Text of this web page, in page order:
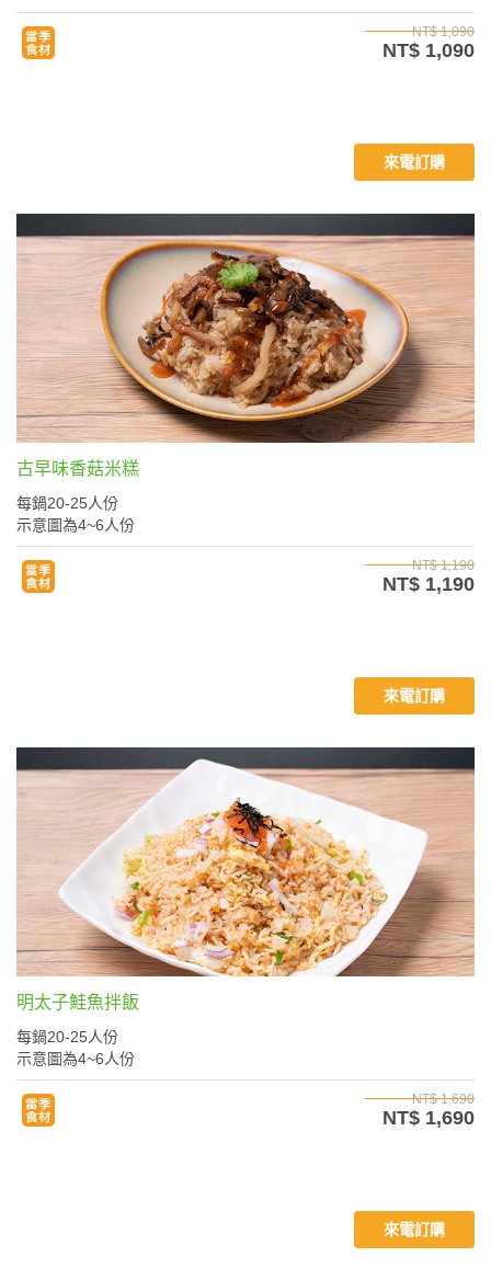
NT$ 1,090
NT$ 1,090
來電訂購
古早味香菇米糕
每鍋20-25人份
示意圖為4~6人份
NT$ 1,190
NT$ 1,190
來電訂購
明太子鮭魚拌飯
每鍋20-25人份
示意圖為4~6人份
NT$ 1,690
NT$ 1,690
來電訂購